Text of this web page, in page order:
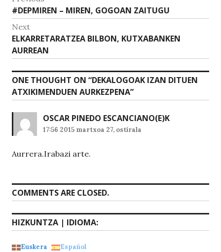
p
p
o
o
k
zehar
nabigatu
Previous
post:
#DEPMIREN – MIREN, GOGOAN ZAITUGU
Next
Next
post:
ELKARRETARATZEA BILBON, KUTXABANKEN
AURREAN
ONE THOUGHT ON “DEKALOGOAK IZAN DITUEN
ATXIKIMENDUEN AURKEZPENA”
OSCAR PINEDO ESCANCIANO(E)K
17:56 2015 martxoa 27, ostirala
Aurrera.Irabazi arte.
COMMENTS ARE CLOSED.
HIZKUNTZA | IDIOMA:
Euskera Español